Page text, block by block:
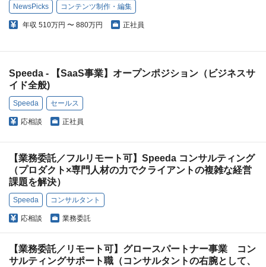
NewsPicks コンテンツ制作・編集
年収 510万円 〜 880万円 正社員
Speeda - 【SaaS事業】オープンポジション（ビジネスサ
イド全般)
Speeda セールス
応相談 正社員
【業務委託／フルリモート可】Speeda コンサルティング
（プロダクト×専門人材の力でクライアントの複雑な経営
課題を解決）
Speeda コンサルタント
応相談 業務委託
【業務委託／リモート可】グロースパートナー事業 コン
サルティングサポート職（コンサルタントの右腕として、